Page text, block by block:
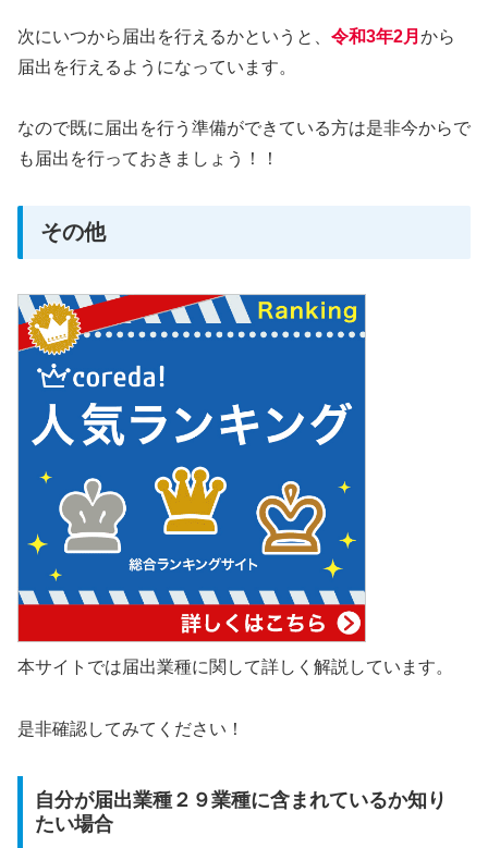
次にいつから届出を行えるかというと、 令和3年2月 から
届出を行えるようになっています。
なので既に届出を行う準備ができている方は是非今からで
も届出を行っておきましょう！！
その他
本サイトでは届出業種に関して詳しく解説しています。
是非確認してみてください！
自分が届出業種２９業種に含まれているか知り
たい場合